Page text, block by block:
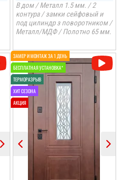
Коля
Не переплачуєш
посереднику і купуєш
двері напряму у
виробника, тому якщо
цінуєте свої кошти і вам
потрібні двері, то вам
сюди. ...
В дом / Металл 1.5 мм. / 2
контура / замки сейфовый и
под цилиндр з поворотником /
Металл/МДФ / Полотно 65 мм.